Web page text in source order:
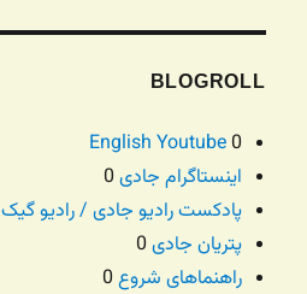
BLOGROLL
English Youtube0
اینستاگرام جادی
پادکست رادیو جادی / رادیو گیک
پتریان جادی
راهنماهای شروع